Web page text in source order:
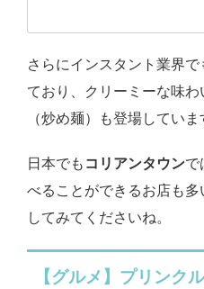
さらにインスタント業界
ており、クリーミーな味
（炒め麺）も登場していま
日本でも コリアンタウンで
べることができるお店も
してみてくださいね。
【グルメ】プリンク